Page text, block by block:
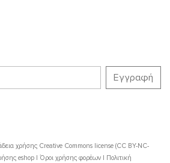
χρήσης Creative Commons license (CC BY-NC-
eshop Όροι χρήσης φορέων Πολιτική